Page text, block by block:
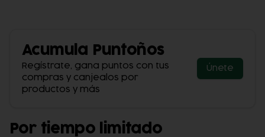
Acumula Puntoños
Regístrate, gana puntos con tus
compras y canjealos por
productos y más
Únete
Por tiempo limitado